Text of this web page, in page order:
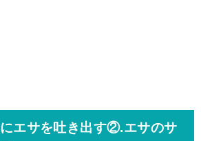
エサを吐き出す②.エサのサ